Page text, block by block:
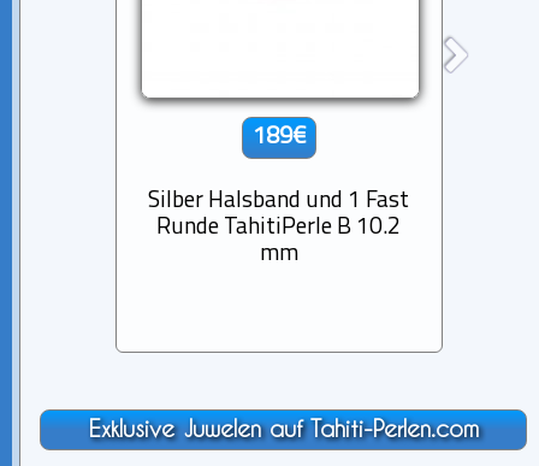
189€
Silber Halsband und 1 Fast
Runde TahitiPerle B 10.2
mm
Exklusive Juwelen auf Tahiti-Perlen.com